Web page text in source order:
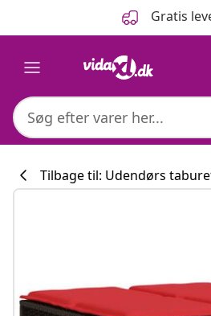
Gratis
#sharemevidaxl
Tilbage til: Udendørs